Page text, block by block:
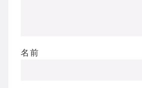
名前